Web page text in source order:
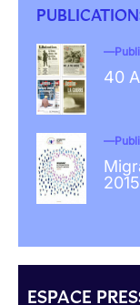
40
2015
ESPACE